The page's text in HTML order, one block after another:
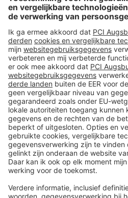
Tel. 0570 - 50 38 30
#PCI
Colofon